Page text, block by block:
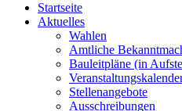
Startseite
Aktuelles
Wahlen
Amtliche
Bauleitpläne (in
Stellenangebote
Ausschreibungen